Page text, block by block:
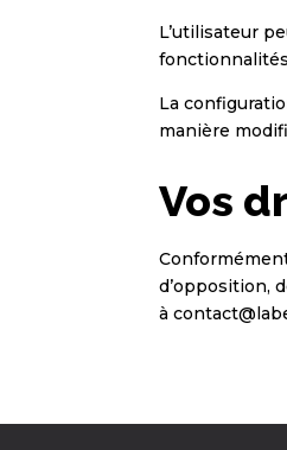
L’utilisateur
La
manière
Vos
d’opposition,
à